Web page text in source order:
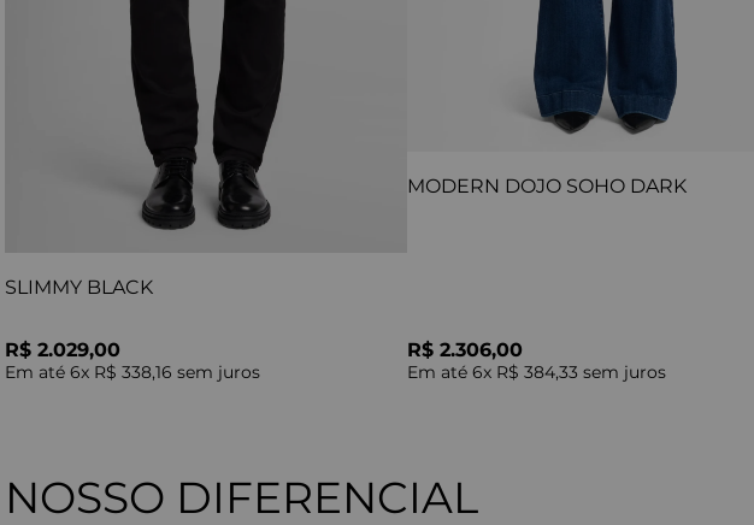
SLIMMY BLACK
R$ 2.029,00
Em até 6x R$ 338,16 sem juros
MODERN DOJO SOHO DARK
R$ 2.306,00
Em até 6x R$ 384,33 sem juros
NOSSO DIFERENCIAL